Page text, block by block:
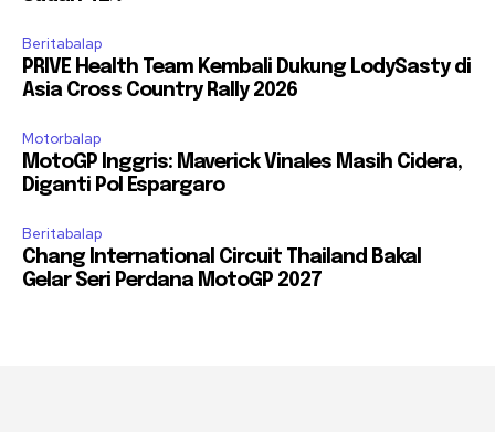
Beritabalap
PRIVE Health Team Kembali Dukung LodySasty di
Asia Cross Country Rally 2026
Motorbalap
MotoGP Inggris: Maverick Vinales Masih Cidera,
Diganti Pol Espargaro
Beritabalap
Chang International Circuit Thailand Bakal
Gelar Seri Perdana MotoGP 2027